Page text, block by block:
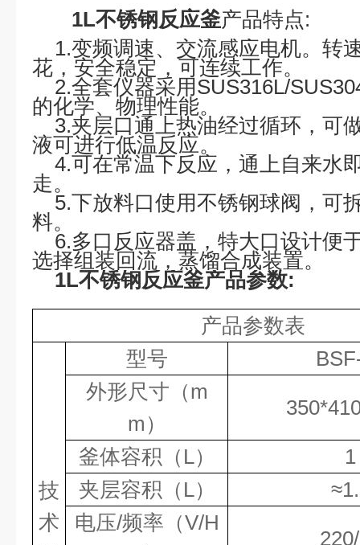
1L不锈钢反应釜产品特点:
1.变频调速、交流感应电机。转
花，安全稳定，可连续工作。
2.全套仪器采用SUS316L/
的化学、物理性能。
3.夹层口通上热油经过循环，可
液可进行低温反应。
4.可在常温下反应，通上自来水
走。
5.下放料口使用不锈钢球阀，可
料。
6.多口反应器盖，特大口设计便
选择组装回流，蒸馏合成装置。
1L不锈钢反应釜产品参数:
产品参数表
技
术
型号
外形尺寸（m
m）
釜体容积（L）
1
夹层容积（L）
电压/频率（V/H